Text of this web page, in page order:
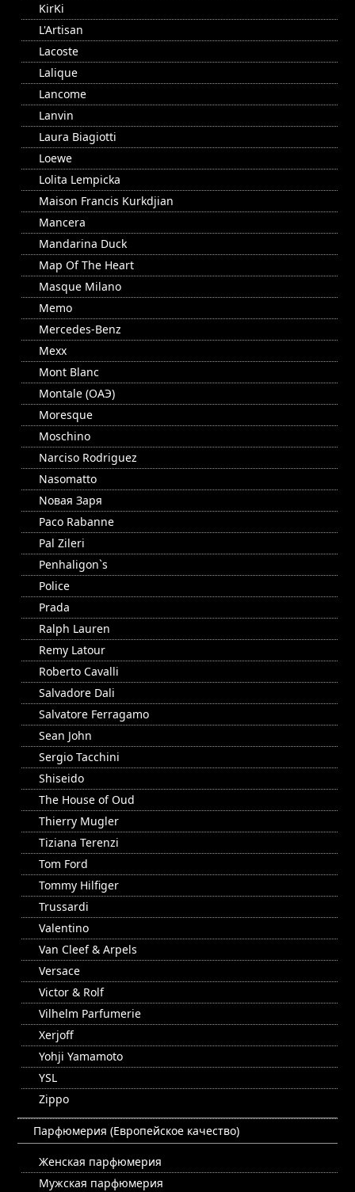
KirKi
L'Artisan
Lacoste
Lalique
Lancome
Lanvin
Laura Biagiotti
Loewe
Lolita Lempicka
Maison Francis Kurkdjian
Mancera
Mandarina Duck
Map Of The Heart
Masque Milano
Memo
Mercedes-Benz
Mexx
Mont Blanc
Montale (ОАЭ)
Moresque
Moschino
Narciso Rodriguez
Nasomatto
Nовая Заря
Paco Rabanne
Pal Zileri
Penhaligon`s
Police
Prada
Ralph Lauren
Remy Latour
Roberto Cavalli
Salvadore Dali
Salvatore Ferragamo
Sean John
Sergio Tacchini
Shiseido
The House of Oud
Thierry Mugler
Tiziana Terenzi
Tom Ford
Tommy Hilfiger
Trussardi
Valentino
Van Cleef & Arpels
Versace
Victor & Rolf
Vilhelm Parfumerie
Xerjoff
Yohji Yamamoto
YSL
Zippo
Парфюмерия (Европейское качество)
Женская парфюмерия
Мужская парфюмерия